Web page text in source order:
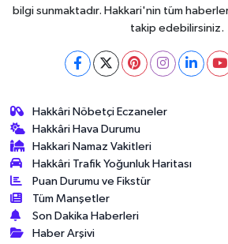
bilgi sunmaktadır. Hakkari'nin tüm
takip edebilirsiniz.
Hakkâri Nöbetçi Eczaneler
Hakkâri Hava Durumu
Hakkari Namaz Vakitleri
Hakkâri Trafik Yoğunluk Haritası
Puan Durumu ve Fikstür
Tüm Manşetler
Son Dakika Haberleri
Haber Arşivi